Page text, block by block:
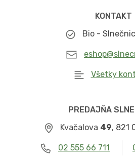
KONTAKT
Bio -
Všetky
PREDAJŇA
Kvačalova 49, 821
02 555 66 711